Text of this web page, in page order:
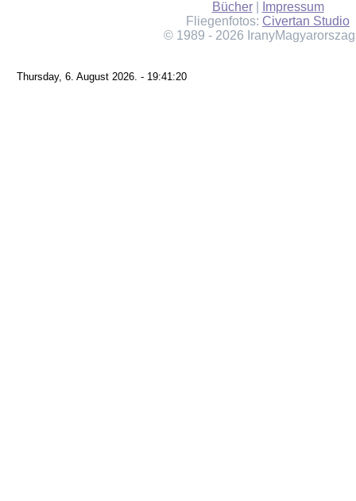
Bücher|
Impressum
Fliegenfotos: Civertan Studio
© 1989 - 2026
Thursday, 6. August 2026. - 19:41:20